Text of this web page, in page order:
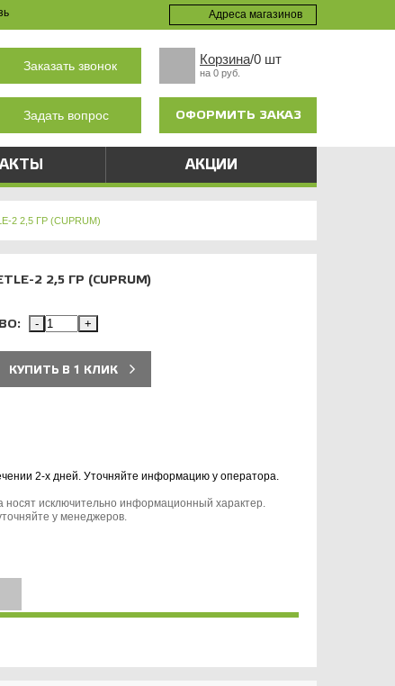
Адреса магазинов
Заказать звонок Корзина/0 шт
на 0 руб.
Задать вопрос ОФОРМИТЬ ЗАКАЗ
АКЦИИ
2 2,5 ГР (CUPRUM)
2 2,5 ГР (CUPRUM)
- +
КУПИТЬ В 1 КЛИК
2-х дней. Уточняйте информацию у оператора.
носят исключительно информационный характер.
у менеджеров.